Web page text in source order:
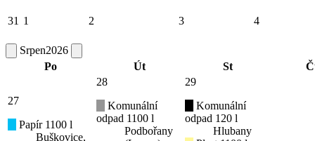
31 1 2 3 4
Srpen2026
Po
Út St
27
Papír 1100 l
Buškovice,
28
Komunální
odpad 1100 l
Podbořany
29
Komunální
odpad 120 l
Hlubany